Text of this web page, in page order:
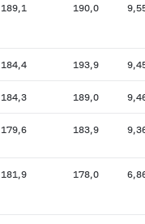
189,1 190,0
184,4 193,9
184,3 189,0
179,6 183,9
181,9 178,0